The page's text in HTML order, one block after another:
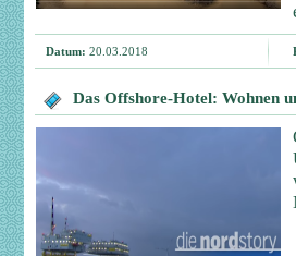
Datum: 20.03.2018
Das Offshore-Hotel: Wohnen